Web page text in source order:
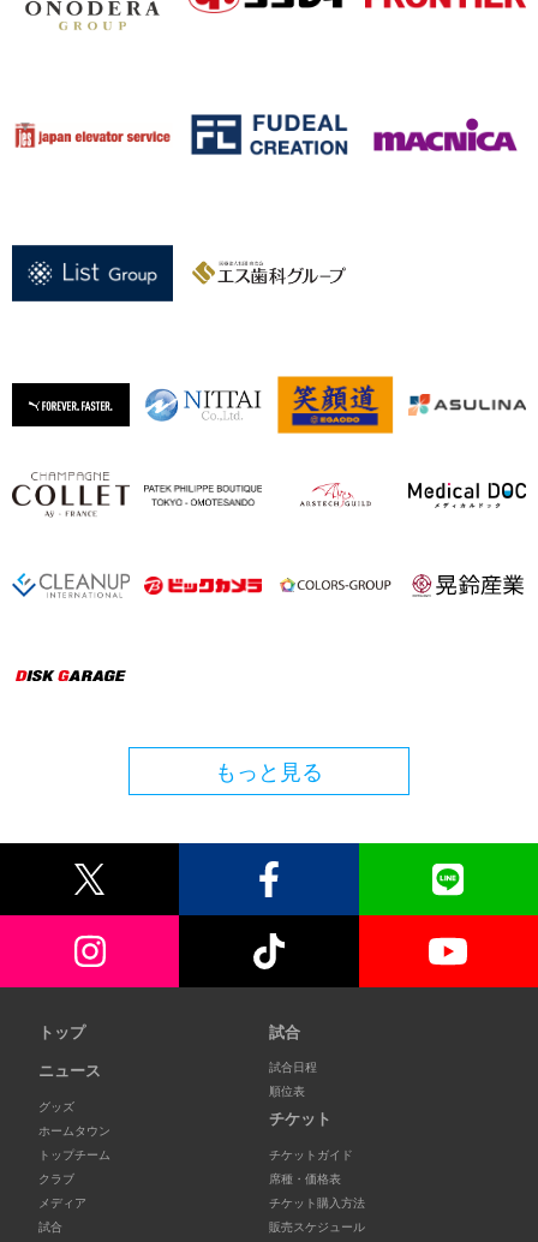
もっと見る
トップ
ニュース
グッズ
ホームタウン
トップチーム
クラブ
メディア
試合
試合
試合日程
順位表
チケット
チケットガイド
席種・価格表
チケット購入方法
販売スケジュール